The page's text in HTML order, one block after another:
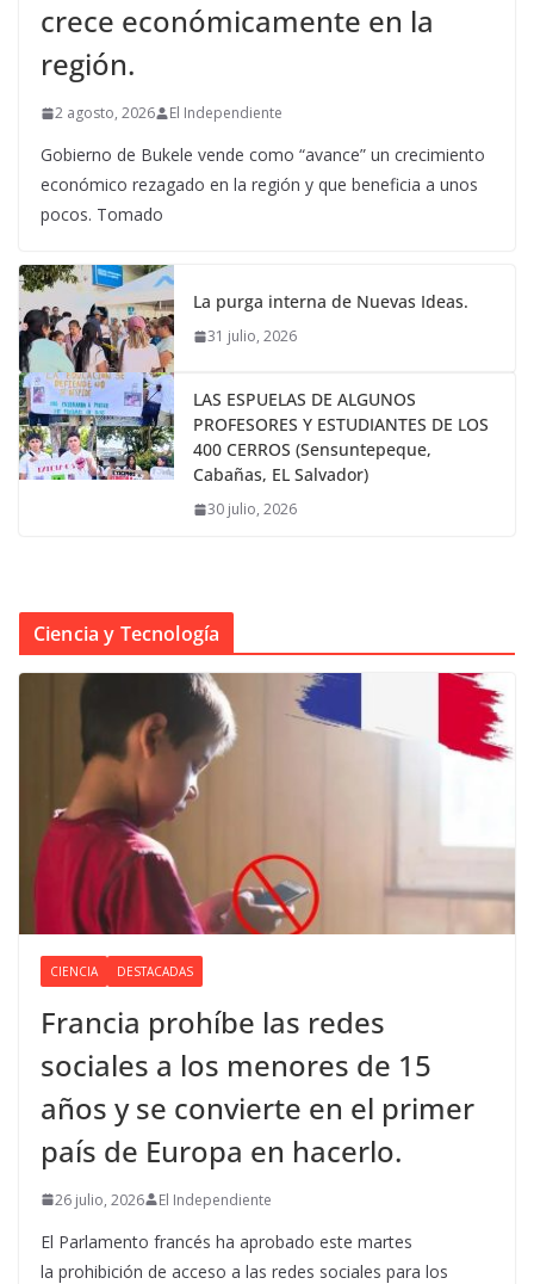
crece económicamente en la
región.
2 agosto, 2026 El Independiente
Gobierno de Bukele vende como “avance” un crecimiento
económico rezagado en la región y que beneficia a unos
pocos. Tomado
La purga interna de Nuevas Ideas.
31 julio, 2026
LAS ESPUELAS DE ALGUNOS
PROFESORES Y ESTUDIANTES DE LOS
400 CERROS (Sensuntepeque,
Cabañas, EL Salvador)
30 julio, 2026
Ciencia y Tecnología
CIENCIA DESTACADAS
Francia prohíbe las redes
sociales a los menores de 15
años y se convierte en el primer
país de Europa en hacerlo.
26 julio, 2026 El Independiente
El Parlamento francés ha aprobado este martes
la prohibición de acceso a las redes sociales para los